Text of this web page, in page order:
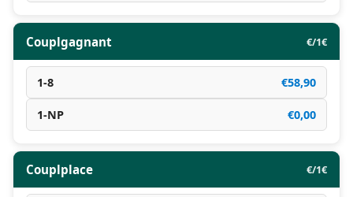
Couplgagnant €/1€
1-8 €58,90
1-NP €0,00
Couplplace €/1€